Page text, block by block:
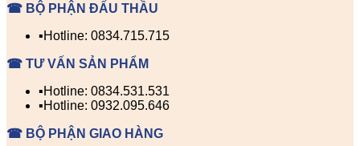
☎ BỘ PHẬN ĐẤU THẦU
▪️Hotline: 0834.715.715
☎ TƯ VẤN SẢN PHẨM
▪️Hotline: 0834.531.531
▪️Hotline: 0932.095.646
☎ BỘ PHẬN GIAO HÀNG